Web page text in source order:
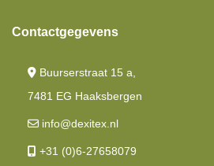
Queensbed
Contactgegevens
Buurserstraat 15 a,
7481 EG Haaksbergen
info@dexitex.nl
+31 (0)6-27658079